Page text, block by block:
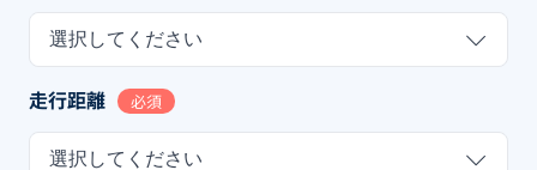
選択してください
走行距離 必須
選択してください